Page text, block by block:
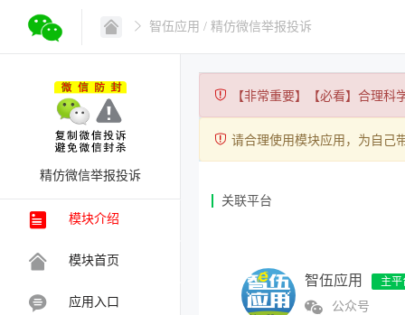
智伍应用 / 精仿微信举报投诉
精仿微信举报投诉
模块介绍
模块首页
应用入口
【非常重要】【必看】合理
请合理使用模块应用，为自己
关联平台
智伍应用
公众号